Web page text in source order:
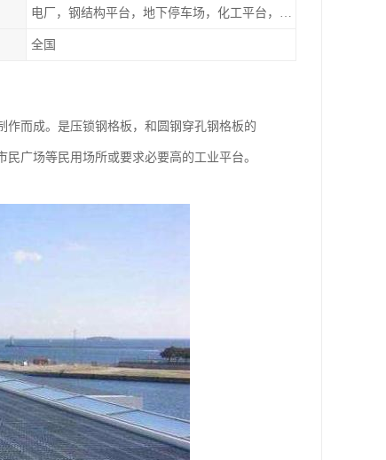
电厂，钢结构平台，地下停车场，化工平台，港口码头
全国
而成。是压锁钢格板，和圆钢穿孔钢格板的
广场等民用场所或要求必要高的工业平台。